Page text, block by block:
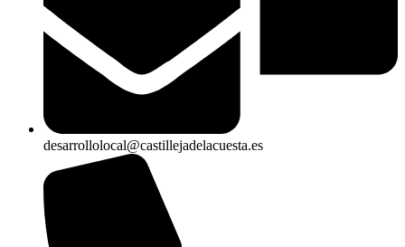
desarrollolocal@castillejadelacuesta.es